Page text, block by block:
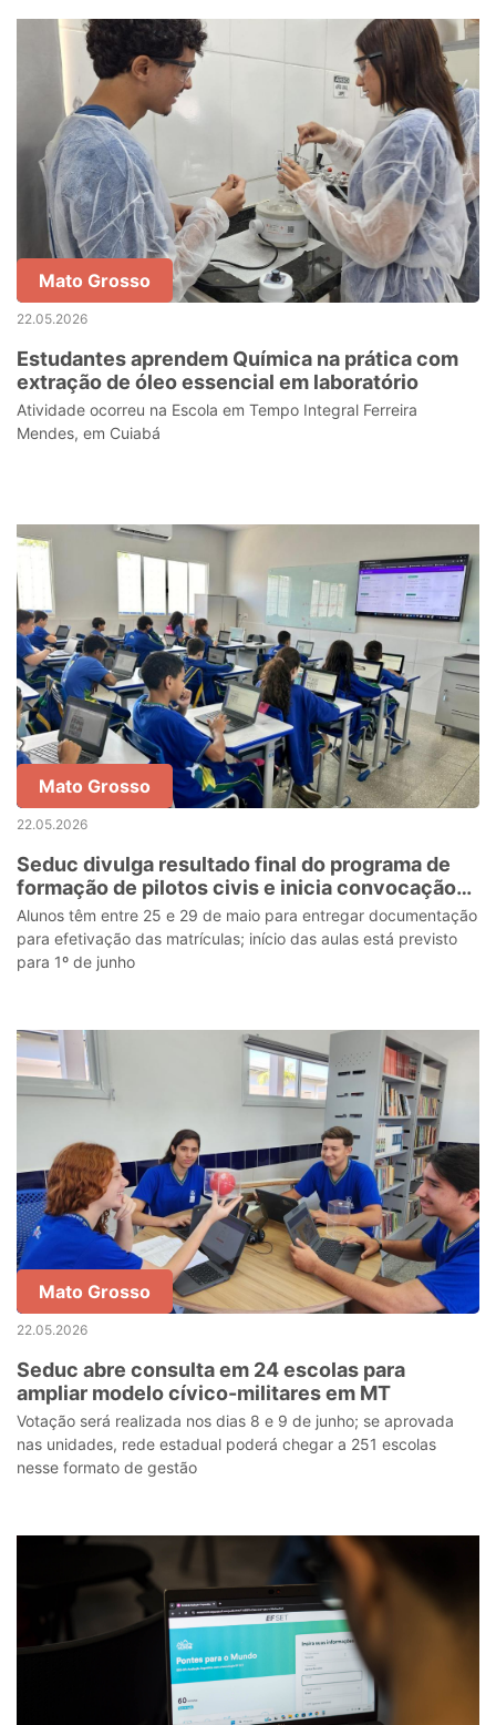
Mato Grosso
22.05.2026
Estudantes aprendem Química na prática com
extração de óleo essencial em laboratório
Atividade ocorreu na Escola em Tempo Integral Ferreira
Mendes, em Cuiabá
Mato Grosso
22.05.2026
Seduc divulga resultado final do programa de
formação de pilotos civis e inicia convocação
de estudantes
Alunos têm entre 25 e 29 de maio para entregar documentação
para efetivação das matrículas; início das aulas está previsto
para 1º de junho
Mato Grosso
22.05.2026
Seduc abre consulta em 24 escolas para
ampliar modelo cívico-militares em MT
Votação será realizada nos dias 8 e 9 de junho; se aprovada
nas unidades, rede estadual poderá chegar a 251 escolas
nesse formato de gestão